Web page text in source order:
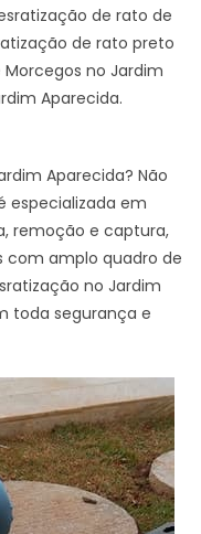
de rato de
de rato preto
no Jardim
Aparecida.
Aparecida? Não
especializada em
remoção e captura,
amplo quadro de
no Jardim
toda segurança e